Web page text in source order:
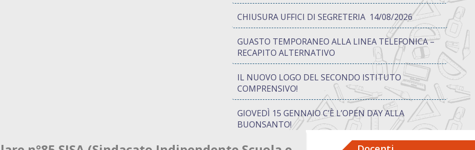
CHIUSURA UFFICI DI SEGRETERIA 14/08/2026
GUASTO TEMPORANEO ALLA LINEA TELEFONICA –
RECAPITO ALTERNATIVO
IL NUOVO LOGO DEL SECONDO ISTITUTO
COMPRENSIVO!
GIOVEDÌ 15 GENNAIO C’È L’OPEN DAY ALLA
BUONSANTO!